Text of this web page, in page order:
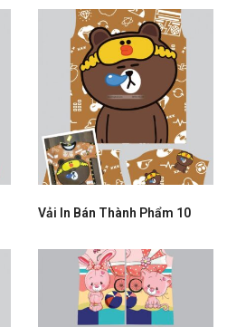
Vải In Bán Thành Phẩm 10